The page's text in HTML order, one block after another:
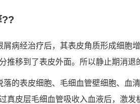
??
屑病经治疗后，其表皮角质形成细胞
推移到了表皮外面。所以静止期消退
落的表皮细胞、毛细血管壁细胞、血
真皮层毛细血管吸收入血液后，激